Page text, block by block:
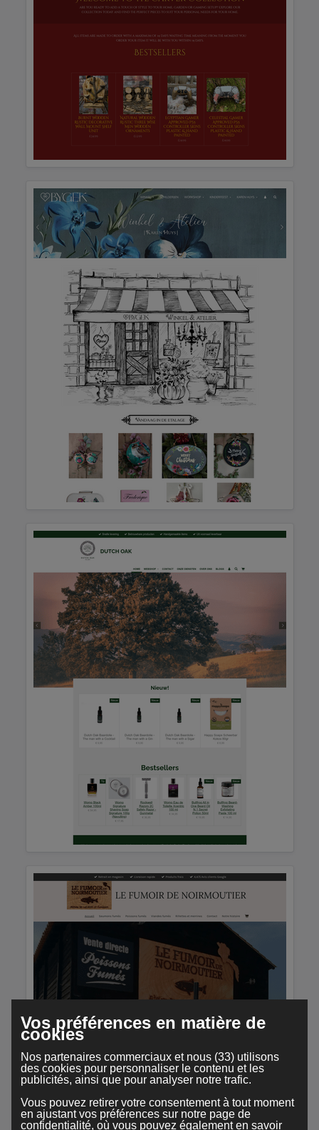
Vos préférences en matière de
cookies
Nos partenaires commerciaux et nous (33) utilisons
des cookies pour personnaliser le contenu et les
publicités, ainsi que pour analyser notre trafic.
Vous pouvez retirer votre consentement à tout moment
en ajustant vos préférences sur notre page de
confidentialité, où vous pouvez également en savoir